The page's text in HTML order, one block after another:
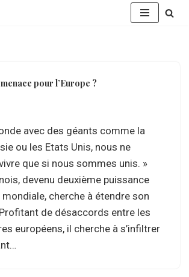
pour l’Europe ?
avec des géants comme la
ou les Etats Unis, nous ne
que si nous sommes unis. »
devenu deuxième puissance
cherche à étendre son
de désaccords entre les
européens, il cherche à s’infiltrer